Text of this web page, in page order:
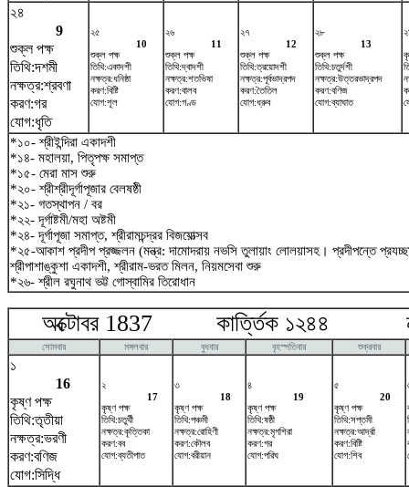
২৪
9
শুক্ল পক্ষ
তিথি:দশমী
নক্ষত্র:শ্রবণা
করণ:গর
যোগ:ধৃতি
২৫
10
শুক্ল পক্ষ
তিথি:একাদশী
নক্ষত্র:ধনিষ্ঠা
করণ:বিষ্টি
যোগ:শূল
২৬
11
শুক্ল পক্ষ
তিথি:দ্বাদশী
নক্ষত্র:শতভিষ‌া
করণ:বালব
যোগ:গণ্ড
২৭
12
শুক্ল পক্ষ
তিথি:ত্রয়োদশী
নক্ষত্র:পূর্বভাদ্রপদ
করণ:তৈতিল
যোগ:ধ্রুব
২৮
13
শুক্ল পক্ষ
তিথি:চতুর্দশী
নক্ষত্র:উত্তরভাদ্রপদ
করণ:বণিজ
যোগ:ব্যাঘাত
*১০- শ্রীইন্দিরা একাদশী
*১৪- মহালয়া, পিতৃপক্ষ সমাপ্ত
*১৫- মেরা মাস শুরু
*২০- শ্রীশ্রীদূর্গাপূজার বেলষষ্ঠী
*২১- গতস্থাপন / বর
*২২- দূর্গাষ্টমী/মহা অষ্টমী
*২৪- দূর্গাপূজা সমাপ্ত, শ্রীরামচন্দ্রর বিজয়োত্সব
*২৫-আকাশ প্রদীপ প্রজ্জলন (মন্ত্র: দামোদরায় নভসি তুলায়াং লোলয়াসহ। প্রদীপন্তে
শ্রীপাশাঙ্কুশা একাদশী, শ্রীরাম-ভরত মিলন, নিয়মসেবা শুরু
*২৬- শ্রীল রঘুনাথ ভট্ট গোস্বামির তিরোধান
অক্টোবর 1837 কার্ত্তিক ১২৪৪
সোমবার মঙ্গলবার বুধবার বৃহস্পতিবার শুক্রবার
১
16
কৃষ্ণ পক্ষ
তিথি:তৃতীয়া
নক্ষত্র:ভরণী
করণ:বণিজ
যোগ:সিদ্ধি
২
17
কৃষ্ণ পক্ষ
তিথি:চতুর্থী
নক্ষত্র:কৃত্তিকা
করণ:বব
যোগ:ব্যতীপাত
৩
18
কৃষ্ণ পক্ষ
তিথি:পঞ্চমী
নক্ষত্র:রোহিণী
করণ:কৌলব
যোগ:বরীয়ান
৪
19
কৃষ্ণ পক্ষ
তিথি:ষষ্ঠী
নক্ষত্র:মৃগশিরা
করণ:গর
যোগ:পরিঘ
৫
20
কৃষ্ণ পক্ষ
তিথি:সপ্তমী
নক্ষত্র:আর্দ্রা
করণ:বিষ্টি
যোগ:শিব